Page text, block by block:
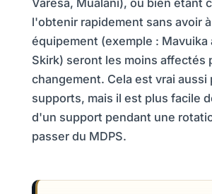
Varesa, Mualani), ou bien étant
l'obtenir rapidement sans avoir
équipement (exemple : Mavuika
Skirk) seront les moins affectés
changement. Cela est vrai aussi
supports, mais il est plus facile
d'un support pendant une
passer du MDPS.